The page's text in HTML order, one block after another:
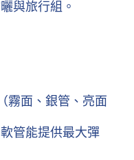
與旅行組。
霧面、銀管、亮面
管能提供最大彈